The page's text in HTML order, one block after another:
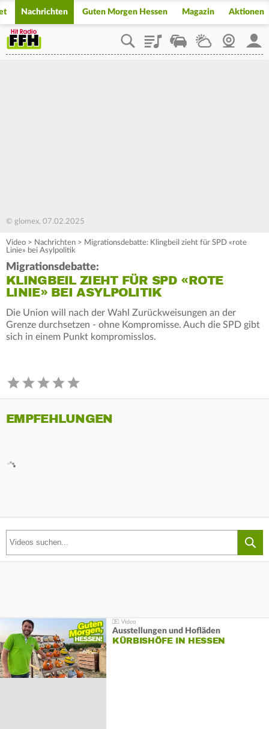
Nachrichten Guten Morgen Hessen Magazin Aktionen
PlaylistStaupilotWetterWebcam
© glomex, 07.02.2025
Video > Nachrichten > Migrationsdebatte: Klingbeil zieht für SPD «rote
Linie» bei Asylpolitik
Migrationsdebatte:
KLINGBEIL ZIEHT FÜR SPD «ROTE
LINIE» BEI ASYLPOLITIK
Die Union will nach der Wahl Zurückweisungen an der
Grenze durchsetzen - ohne Kompromisse. Auch die SPD gibt
sich in einem Punkt kompromisslos.
EMPFEHLUNGEN
Ausstellungen und Hofläden
KÜRBISHÖFE IN HESSEN